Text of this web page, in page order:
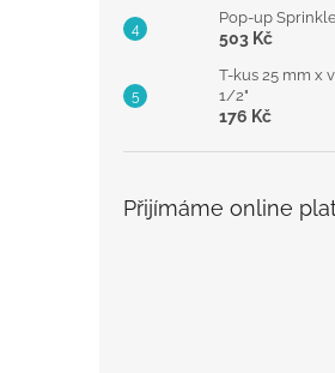
Pop-up
503 Kč
T-kus 25 mm x
1/2"
176 Kč
Přijímáme online